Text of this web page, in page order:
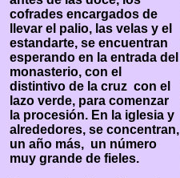
cofrades encargados de
llevar el palio, las velas y el
estandarte, se encuentran
esperando en la entrada del
monasterio, con el
distintivo de la cruz con el
lazo verde, para comenzar
la procesión. En la iglesia y
alrededores, se concentran,
un año más, un número
muy grande de fieles.